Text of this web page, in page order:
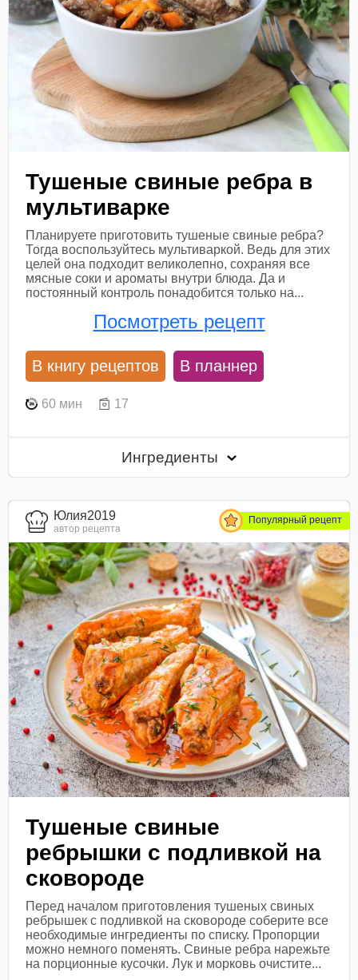
Тушеные свиные ребра в
мультиварке
Планируете приготовить тушеные свиные ребра?
Тогда воспользуйтесь мультиваркой. Ведь для этих
целей она подходит великолепно, сохраняя все
мясные соки и ароматы внутри блюда. Да и
постоянный контроль понадобится только на...
Посмотреть рецепт
В книгу рецептов В планнер
60 мин 17
Ингредиенты
Юлия2019
автор рецепта
Популярный рецепт
Тушеные свиные
ребрышки с подливкой на
сковороде
Перед началом приготовления тушеных свиных
ребрышек с подливкой на сковороде соберите все
необходимые ингредиенты по списку. Пропорции
можно немного поменять. Свиные ребра нарежьте
на порционные кусочки. Лук и морковь очистите...